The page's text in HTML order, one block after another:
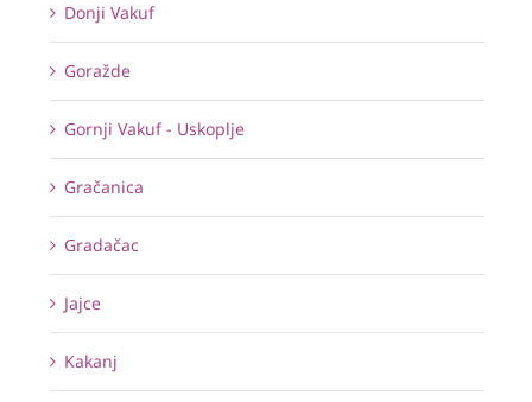
Donji Vakuf
Goražde
Gornji Vakuf - Uskoplje
Gračanica
Gradačac
Jajce
Kakanj